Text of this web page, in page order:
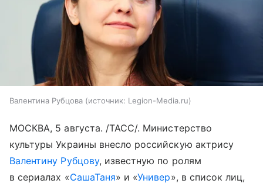
Валентина Рубцова источник: Legion-Media.ru
МОСКВА, 5 августа. /ТАСС/. Министерство
культуры Украины внесло российскую актрису
Валентину Рубцову, известную по ролям
в сериалах «СашаТаня» и «Универ», в список лиц,